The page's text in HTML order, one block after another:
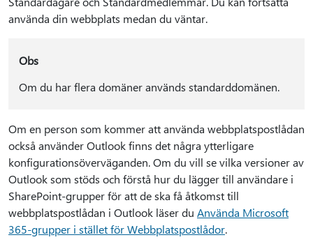
använda din webbplats medan du väntar.
Obs
Om du har flera domäner används standarddomänen.
Om en person som kommer att använda webbplatspostlådan
också använder Outlook finns det några ytterligare
konfigurationsöverväganden. Om du vill se vilka versioner av
Outlook som stöds och förstå hur du lägger till användare i
SharePoint-grupper för att de ska få åtkomst till
webbplatspostlådan i Outlook läser du Använda Microsoft
365-grupper i stället för Webbplatspostlådor.